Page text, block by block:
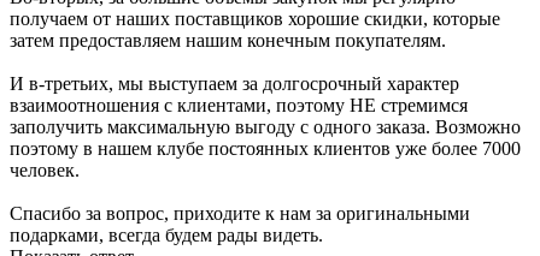
получаем от наших поставщиков хорошие скидки, которые
затем предоставляем нашим конечным покупателям.
И в-третьих, мы выступаем за долгосрочный характер
взаимоотношения с клиентами, поэтому НЕ стремимся
заполучить максимальную выгоду с одного заказа. Возможно
поэтому в нашем клубе постоянных клиентов уже более 7000
человек.
Спасибо за вопрос, приходите к нам за оригинальными
подарками, всегда будем рады видеть.